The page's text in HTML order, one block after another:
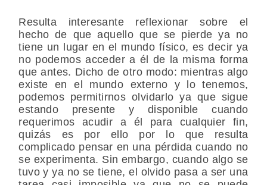
Resulta interesante reflexionar sobre el
hecho de que aquello que se pierde ya no
tiene un lugar en el mundo físico, es decir ya
no podemos acceder a él de la misma forma
que antes. Dicho de otro modo: mientras algo
existe en el mundo externo y lo tenemos,
podemos permitirnos olvidarlo ya que sigue
estando presente y disponible cuando
requerimos acudir a él para cualquier fin,
quizás es por ello por lo que resulta
complicado pensar en una pérdida cuando no
se experimenta. Sin embargo, cuando algo se
tuvo y ya no se tiene, el olvido pasa a ser una